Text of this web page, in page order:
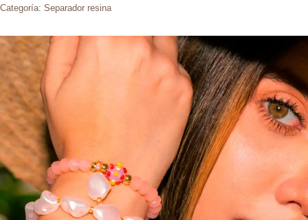
Categoría: Separador resina